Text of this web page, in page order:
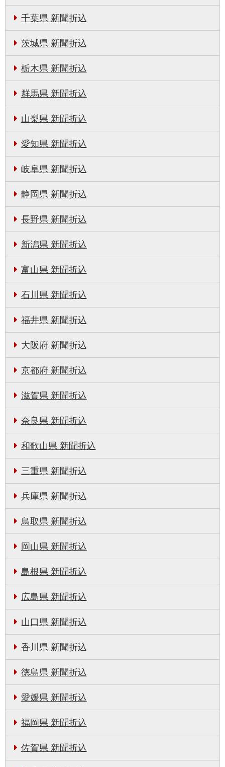
千葉県 新聞折込
茨城県 新聞折込
栃木県 新聞折込
群馬県 新聞折込
山梨県 新聞折込
愛知県 新聞折込
岐阜県 新聞折込
静岡県 新聞折込
長野県 新聞折込
新潟県 新聞折込
富山県 新聞折込
石川県 新聞折込
福井県 新聞折込
大阪府 新聞折込
京都府 新聞折込
滋賀県 新聞折込
奈良県 新聞折込
和歌山県 新聞折込
三重県 新聞折込
兵庫県 新聞折込
鳥取県 新聞折込
岡山県 新聞折込
島根県 新聞折込
広島県 新聞折込
山口県 新聞折込
香川県 新聞折込
徳島県 新聞折込
愛媛県 新聞折込
福岡県 新聞折込
佐賀県 新聞折込